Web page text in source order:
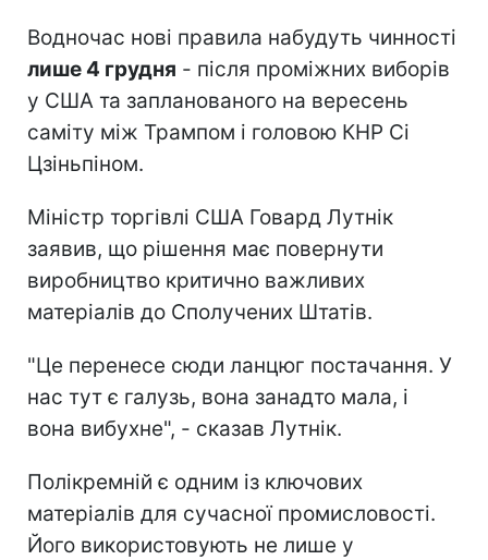
Водночас нові правила набудуть чинності
лише 4 грудня - після проміжних виборів
у США та запланованого на вересень
саміту між Трампом і головою КНР Сі
Цзіньпіном.
Міністр торгівлі США Говард Лутнік
заявив, що рішення має повернути
виробництво критично важливих
матеріалів до Сполучених Штатів.
"Це перенесе сюди ланцюг постачання. У
нас тут є галузь, вона занадто мала, і
вона вибухне", - сказав Лутнік.
Полікремній є одним із ключових
матеріалів для сучасної промисловості.
Його використовують не лише у